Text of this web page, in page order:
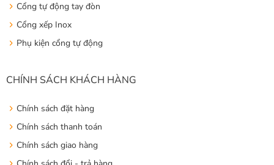
Cổng tự động tay đòn
Cổng xếp Inox
Phụ kiện cổng tự động
CHÍNH SÁCH KHÁCH HÀNG
Chính sách đặt hàng
Chính sách thanh toán
Chính sách giao hàng